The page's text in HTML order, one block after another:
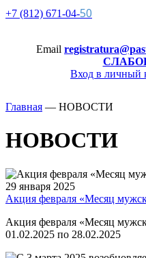
+7 (812) 671-04-50
Email
Вход в личный
Главная — НОВОСТИ
НОВОСТИ
29 января 2025
Акция февраля «Месяц
Акция февраля «Месяц
01.02.2025 по 28.02.2025